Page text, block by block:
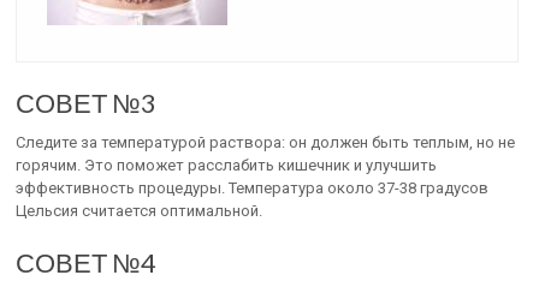
СОВЕТ №3
Следите за температурой раствора: он должен быть теплым, но не
горячим. Это поможет расслабить кишечник и улучшить
эффективность процедуры. Температура около 37-38 градусов
Цельсия считается оптимальной.
СОВЕТ №4